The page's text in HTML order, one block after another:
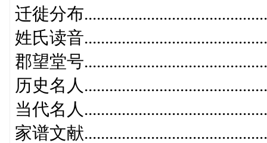
迁徙分布
姓氏读音
郡望堂号
历史名人
当代名人
家谱文献